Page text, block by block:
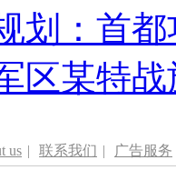
划：首
区某特
us | 联系我们 | 广告服务